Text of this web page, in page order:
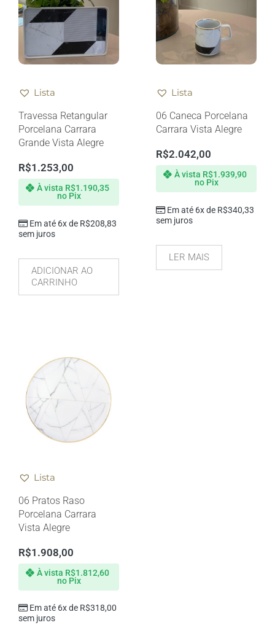
Lista
Travessa Retangular
Porcelana Carrara
Grande Vista Alegre
R$1.253,00
Em até 6x de R$208,83
sem juros
À vista R$1.190,35
no Pix
ADICIONAR AO
CARRINHO
Lista
06 Caneca Porcelana
Carrara Vista Alegre
R$2.042,00
Em até 6x de R$340,33
sem juros
À vista R$1.939,90
no Pix
LER MAIS
Lista
06 Pratos Raso
Porcelana Carrara
Vista Alegre
R$1.908,00
Em até 6x de R$318,00
sem juros
À vista R$1.812,60
no Pix